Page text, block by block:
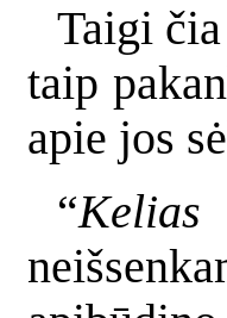
Taigi
taip
apie jos
“Kelias